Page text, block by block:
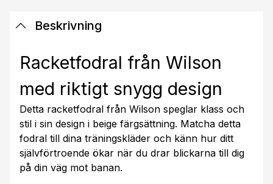
Beskrivning
Racketfodral från Wilson
med riktigt snygg design
Detta racketfodral från Wilson speglar klass och
stil i sin design i beige färgsättning. Matcha detta
fodral till dina träningskläder och känn hur ditt
självförtroende ökar när du drar blickarna till dig
på din väg mot banan.